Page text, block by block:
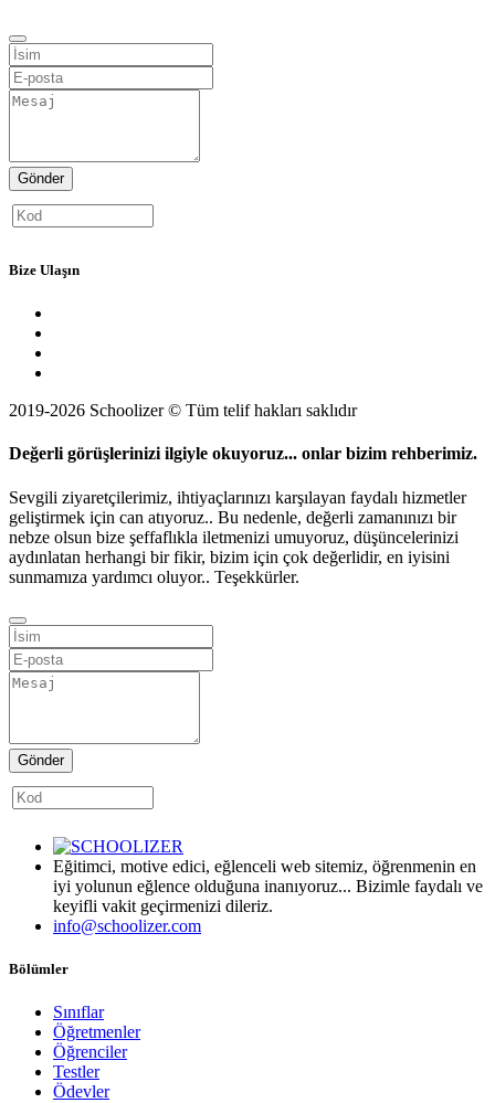
Gönder
Bize Ulaşın
2019-2026 Schoolizer © Tüm telif hakları saklıdır
Değerli görüşlerinizi ilgiyle okuyoruz... onlar bizim rehberimiz.
Sevgili ziyaretçilerimiz, ihtiyaçlarınızı karşılayan faydalı hizmetler
geliştirmek için can atıyoruz.. Bu nedenle, değerli zamanınızı bir
nebze olsun bize şeffaflıkla iletmenizi umuyoruz, düşüncelerinizi
aydınlatan herhangi bir fikir, bizim için çok değerlidir, en iyisini
sunmamıza yardımcı oluyor.. Teşekkürler.
Gönder
Eğitimci, motive edici, eğlenceli web sitemiz, öğrenmenin en
iyi yolunun eğlence olduğuna inanıyoruz... Bizimle faydalı ve
keyifli vakit geçirmenizi dileriz.
info@schoolizer.com
Bölümler
Sınıflar
Öğretmenler
Öğrenciler
Testler
Ödevler